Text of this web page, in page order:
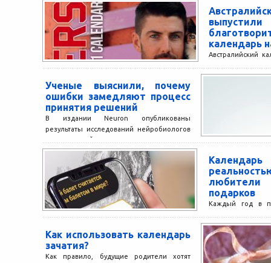
выпустили
календарь
Австралийский
Фонда
Ученые выяснили, почему
ошибки замедляют процесс
принятия решений
В издании Neuron опубликованы
результаты исследований нейробиологов
из Нью-Йоркского университета,
изучавших способность человека
принимать решения. Согласно выводам
специалистов, после совершенной...
подарков
Каждый год в
поздравить
коллектив
Как использовать календарь
зачатия?
Как правило, будущие родители хотят